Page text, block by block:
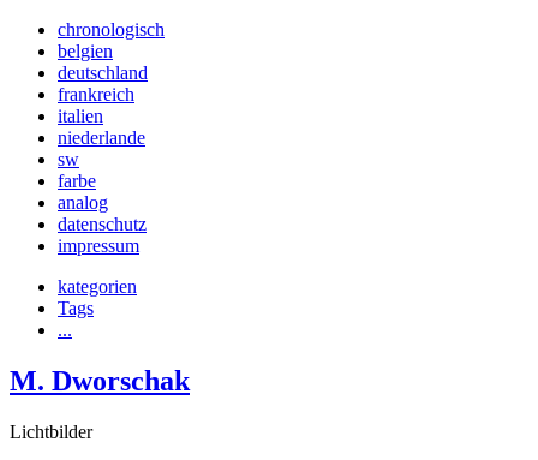
chronologisch
belgien
deutschland
frankreich
italien
niederlande
sw
farbe
analog
datenschutz
impressum
kategorien
Tags
...
M. Dworschak
Lichtbilder